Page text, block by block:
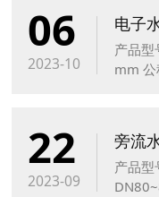
06
2023-10
电子
产品型
mm 公
22
2023-09
旁流
产品型